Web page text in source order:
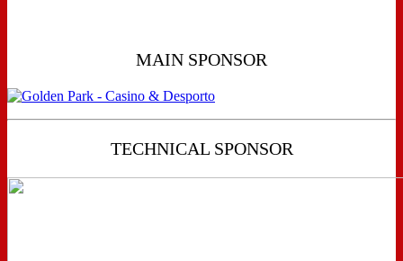
MAIN SPONSOR
TECHNICAL SPONSOR